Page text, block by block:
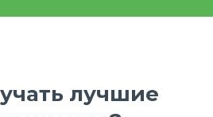
лучшие